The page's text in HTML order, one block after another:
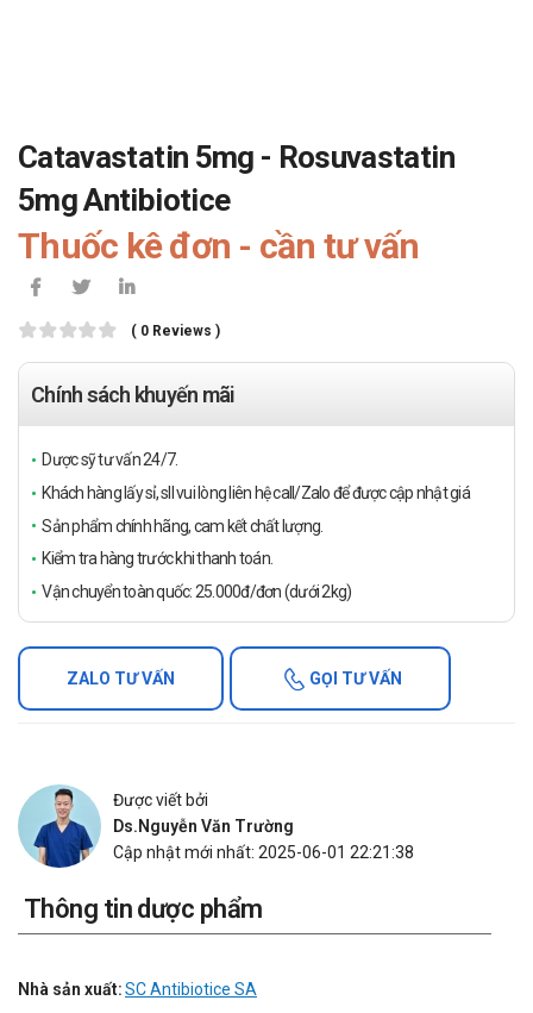
Catavastatin 5mg - Rosuvastatin
5mg Antibiotice
Thuốc kê đơn - cần tư vấn
( 0 Reviews )
Chính sách khuyến mãi
Dược sỹ tư vấn 24/7.
Khách hàng lấy sỉ, sll vui lòng liên hệ call/Zalo để được cập nhật giá
Sản phẩm chính hãng, cam kết chất lượng.
Kiểm tra hàng trước khi thanh toán.
Vận chuyển toàn quốc: 25.000đ/đơn (dưới 2kg)
ZALO TƯ VẤN GỌI TƯ VẤN
Được viết bởi
Ds.Nguyễn Văn Trường
Cập nhật mới nhất: 2025-06-01 22:21:38
Thông tin dược phẩm
Nhà sản xuất:SC Antibiotice SA